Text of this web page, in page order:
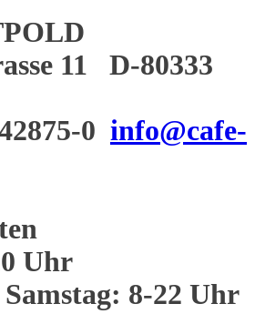
11 D-80333
0 info@cafe-
Uhr
8-22 Uhr